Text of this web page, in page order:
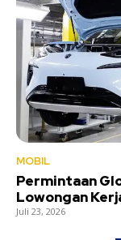
MOBIL
Permintaan
Lowongan
Juli 23, 2026